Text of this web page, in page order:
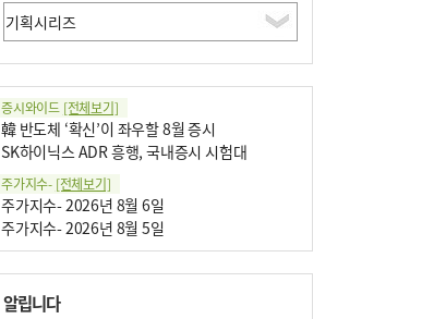
도전
증시와이드 [전체보기]
韓 반도체 ‘확신’이 좌우할 8월 증시
SK하이닉스 ADR 흥행, 국내증시 시험대
주가지수- [전체보기]
주가지수- 2026년 8월 6일
주가지수- 2026년 8월 5일
알립니다